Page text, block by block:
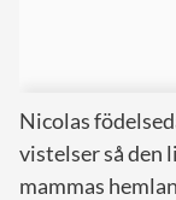
Nicolas
vistelser så den
mammas